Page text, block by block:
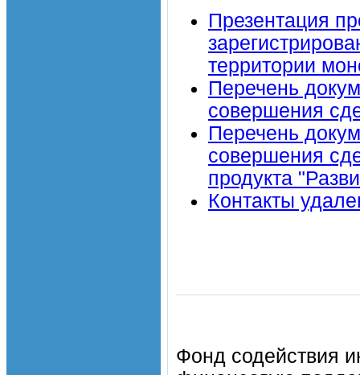
Презентация
территории
Перечень
совершения
Перечень
совершения
продукта
Контакты
Фонд содействия